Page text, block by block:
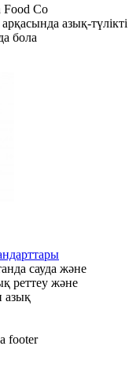
Food Co
азық-түлікті
бола
сауда және
реттеу және
азық